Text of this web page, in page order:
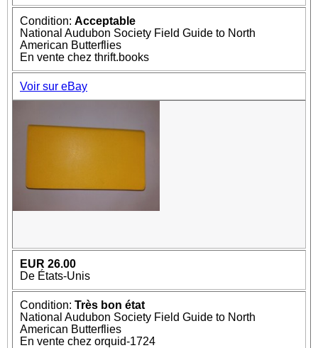
Condition: Acceptable
National Audubon Society Field Guide to North
American Butterflies
En vente chez thrift.books
Voir sur eBay
EUR 26.00
De États-Unis
Condition: Très bon état
National Audubon Society Field Guide to North
American Butterflies
En vente chez orquid-1724